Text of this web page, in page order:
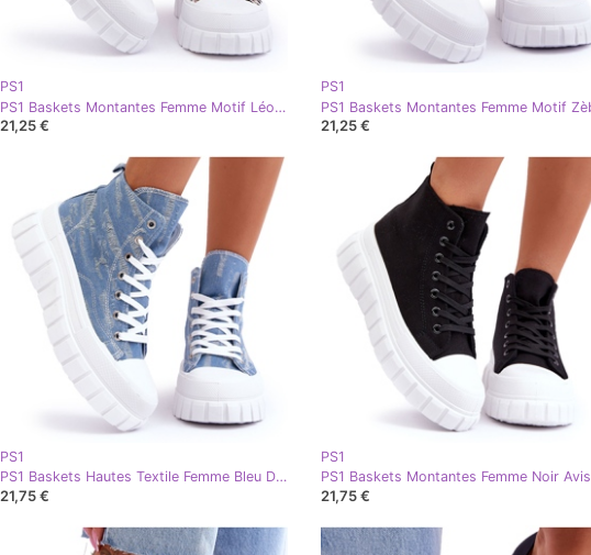
PS1
PS1 Baskets Montantes Femme Motif Léopard Blanc Florens
21,25 €
PS1
21,25 €
PS1
PS1 Baskets Hautes Textile Femme Bleu Degas
21,75 €
PS1
PS1 Baskets Montantes Femme Noir Avis
21,75 €